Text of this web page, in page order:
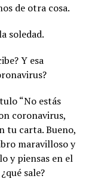
de otra cosa.
soledad.
Y esa
“No estás
coronavirus,
tu carta. Bueno,
maravilloso y
y piensas en el
sale?